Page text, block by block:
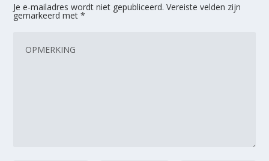
Je e-mailadres wordt niet gepubliceerd. Vereiste velden zijn
gemarkeerd met*